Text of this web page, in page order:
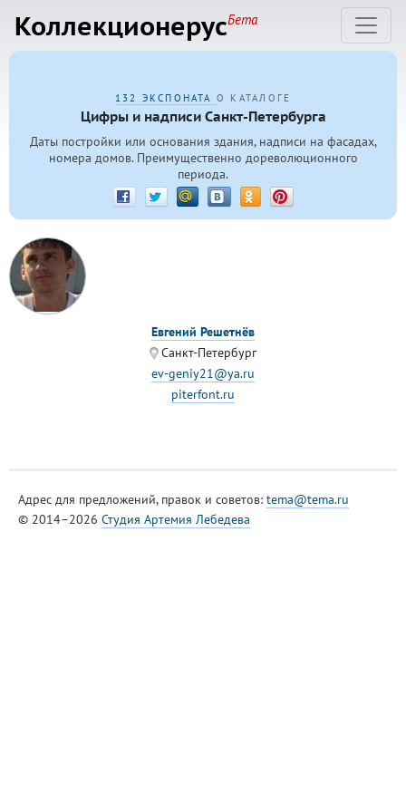
КоллекционерусБета
132 ЭКСПОНАТА О КАТАЛОГЕ
Цифры и надписи Санкт-Петербурга
Даты постройки или основания здания, надписи на фасадах,
номера домов. Преимущественно дореволюционного
периода.
Евгений Решетнёв
Санкт-Петербург
ev-geniy21@ya.ru
piterfont.ru
Адрес для предложений, правок и советов: tema@tema.ru
© 2014–2026 Студия Артемия Лебедева